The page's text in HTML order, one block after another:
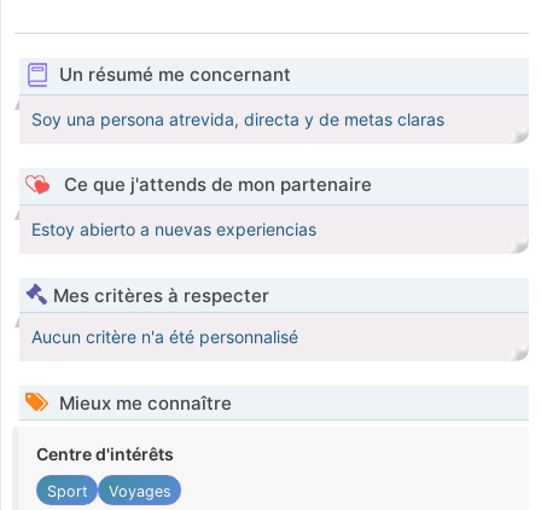
Un résumé me concernant
Soy una persona atrevida, directa y de metas claras
Ce que j'attends de mon partenaire
Estoy abierto a nuevas experiencias
Mes critères à respecter
Aucun critère n'a été personnalisé
Mieux me connaître
Centre d'intérêts
Sport Voyages